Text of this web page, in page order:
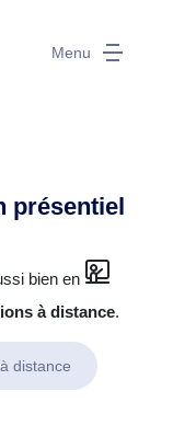
Menu
présentiel
bien en
à distance.
distance